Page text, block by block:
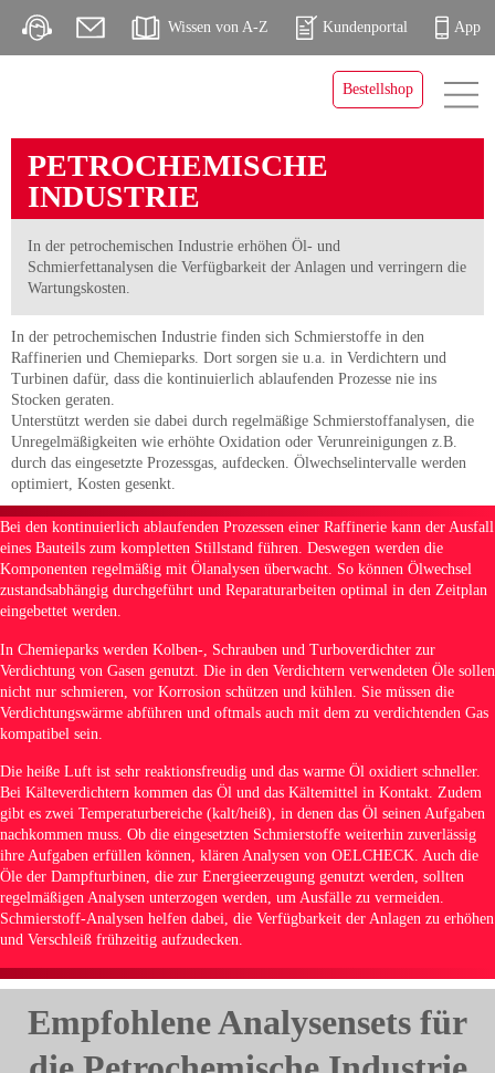
Wissen von A-Z Kundenportal App
Bestellshop
PETROCHEMISCHE
INDUSTRIE
In der petrochemischen Industrie erhöhen Öl- und
Schmierfettanalysen die Verfügbarkeit der Anlagen und verringern die
Wartungskosten.
In der petrochemischen Industrie finden sich Schmierstoffe in den
Raffinerien und Chemieparks. Dort sorgen sie u.a. in Verdichtern und
Turbinen dafür, dass die kontinuierlich ablaufenden Prozesse nie ins
Stocken geraten.
Unterstützt werden sie dabei durch regelmäßige Schmierstoffanalysen, die
Unregelmäßigkeiten wie erhöhte Oxidation oder Verunreinigungen z.B.
durch das eingesetzte Prozessgas, aufdecken. Ölwechselintervalle werden
optimiert, Kosten gesenkt.
Bei den kontinuierlich ablaufenden Prozessen einer Raffinerie kann der Ausfall
eines Bauteils zum kompletten Stillstand führen. Deswegen werden die
Komponenten regelmäßig mit Ölanalysen überwacht. So können Ölwechsel
zustandsabhängig durchgeführt und Reparaturarbeiten optimal in den Zeitplan
eingebettet werden.
In Chemieparks werden Kolben-, Schrauben und Turboverdichter zur
Verdichtung von Gasen genutzt. Die in den Verdichtern verwendeten Öle sollen
nicht nur schmieren, vor Korrosion schützen und kühlen. Sie müssen die
Verdichtungswärme abführen und oftmals auch mit dem zu verdichtenden Gas
kompatibel sein.
Die heiße Luft ist sehr reaktionsfreudig und das warme Öl oxidiert schneller.
Bei Kälteverdichtern kommen das Öl und das Kältemittel in Kontakt. Zudem
gibt es zwei Temperaturbereiche (kalt/heiß), in denen das Öl seinen Aufgaben
nachkommen muss. Ob die eingesetzten Schmierstoffe weiterhin zuverlässig
ihre Aufgaben erfüllen können, klären Analysen von OELCHECK. Auch die
Öle der Dampfturbinen, die zur Energieerzeugung genutzt werden, sollten
regelmäßigen Analysen unterzogen werden, um Ausfälle zu vermeiden.
Schmierstoff-Analysen helfen dabei, die Verfügbarkeit der Anlagen zu erhöhen
und Verschleiß frühzeitig aufzudecken.
Empfohlene Analysensets für